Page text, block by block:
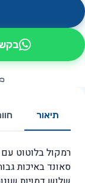
תיאור
רמקול בלוטוט
סאונד באיכות